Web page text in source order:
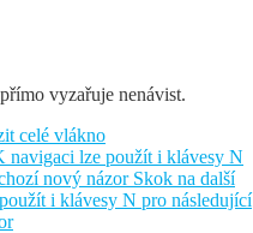
vyzařuje nenávist.
celé vlákno
navigaci lze použít i klávesy N
nový názor Skok na další
i klávesy N pro následující